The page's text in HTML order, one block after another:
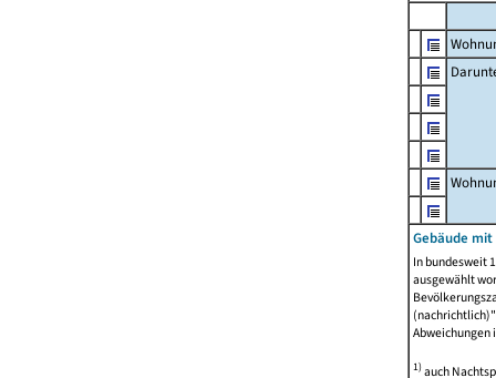
Gebäude
In bundesweit
ausgewählt
Abweichungen
1)auch